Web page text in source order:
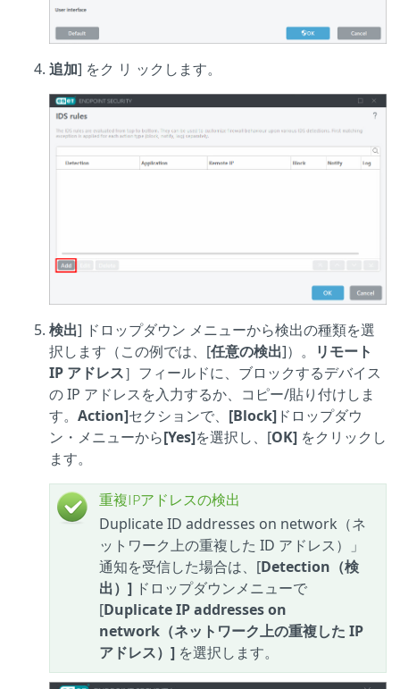
追加] をク リ ックします。
検出] ドロップダウン メニューから検出の種類を選
択します（この例では、[任意の検出]）。
リモート
IP アドレス］フィールドに、ブロックするデバイス
の IP アドレスを入力するか、コピー/貼り付けしま
す。 Action]セクションで、 [Block] ドロップダウ
ン・メニューから[Yes]を選択し、[OK] をクリックし
ます。
重複IPアドレスの検出
Duplicate ID addresses on network（ネ
ットワーク上の重複した ID アドレス）」
通知を受信した場合は、[Detection（検
出）] ドロップダウンメニューで
[Duplicate IP addresses on
network（ネットワーク上の重複した IP
アドレス）] を選択します。